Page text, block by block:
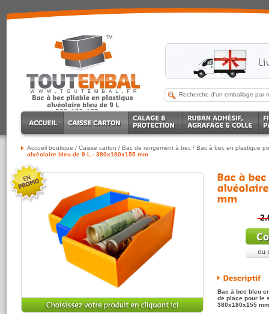
Accueil boutique / Caisse carton / Bac de rangement à bec / Bac à bec en plastique
alvéolaire bleu de 9 L - 380x180x155 mm
Bac à bec bleu
de place pour le
380x180x155